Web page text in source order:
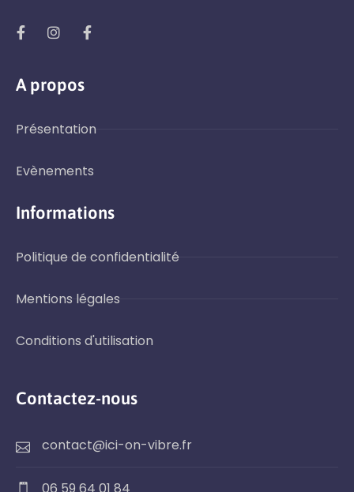
A propos
Présentation
Evènements
Informations
Politique de confidentialité
Mentions légales
Conditions d'utilisation
Contactez-nous
contact@ici-on-vibre.fr